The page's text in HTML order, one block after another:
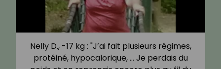
Nelly D., -17 kg : "J’ai fait plusieurs régimes,
protéiné, hypocalorique, … Je perdais du